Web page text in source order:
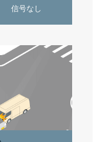
信号なし